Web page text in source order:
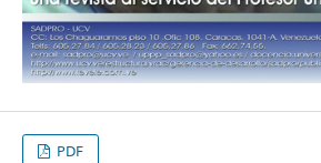
PDF